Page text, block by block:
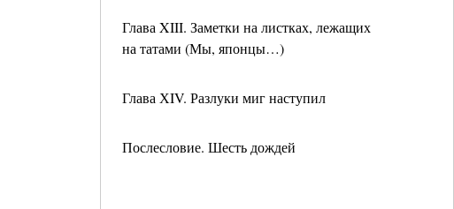
Глава XIII. Заметки на листках, лежащих
на татами (Мы, японцы…)
Глава ХIV. Разлуки миг наступил
Послесловие. Шесть дождей